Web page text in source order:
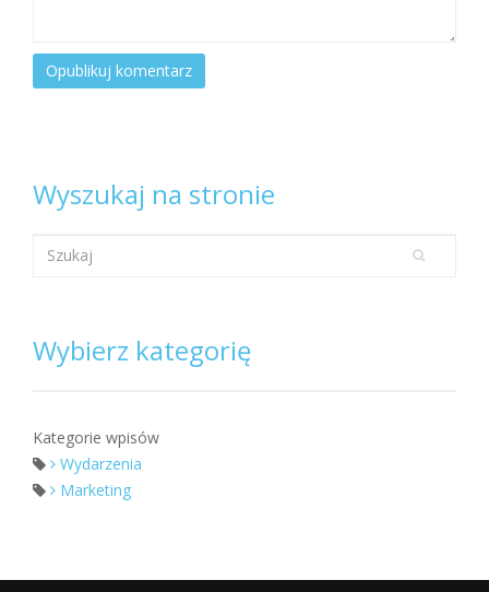
Wyszukaj na stronie
Wybierz kategorię
Kategorie wpisów
Wydarzenia
Marketing